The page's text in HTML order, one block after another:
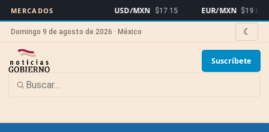
MERCADOS USD/MXN $17.15 EUR/MXN $19.81
Domingo 9 de agosto de 2026 · México ☾
Suscríbete